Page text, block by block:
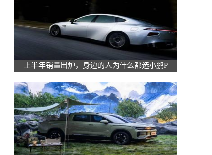
上半年销量出炉，身边的人为什么都选小鹏P